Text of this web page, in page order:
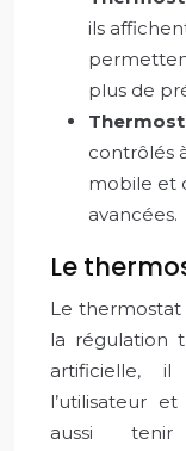
ils
plus de
contrôlés
mobile et
avancées.
Le
Le thermostat
la régulation
artificielle,
l’utilisateur
aussi